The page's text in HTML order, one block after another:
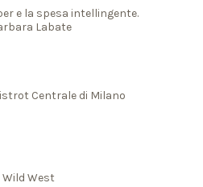
e la spesa intellingente.
Labate
Centrale di Milano
West